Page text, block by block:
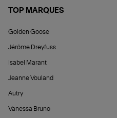
TOP MARQUES
Golden Goose
Jérôme Dreyfuss
Isabel Marant
Jeanne Vouland
Autry
Vanessa Bruno